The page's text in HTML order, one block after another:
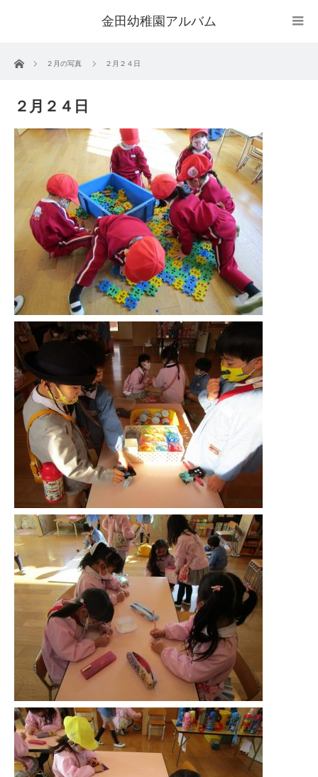
金田幼稚園アルバム
ホーム ２月の写真 ２月２４日
２月２４日